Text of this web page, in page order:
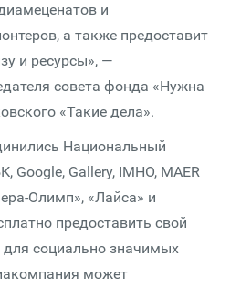
и
а также предоставит
и ресурсы», —
совета фонда «Нужна
«Такие дела».
Национальный
Google, Gallery, IMHO, MAER
Олимп», «Лайса» и
предоставить свой
социально значимых
может